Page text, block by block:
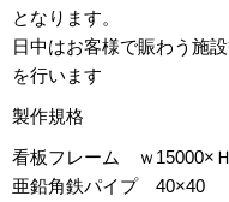
となります。
日中はお客様で賑わう施
を行います
製作規格
看板フレーム ｗ15000×
亜鉛角鉄パイプ 40×40